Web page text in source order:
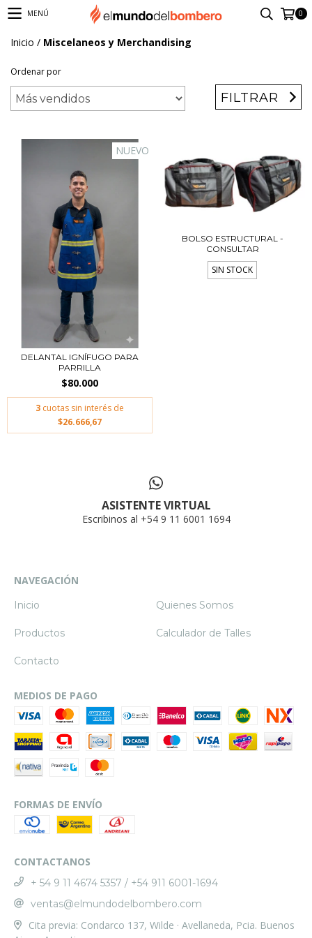
MENÚ 0
Inicio / Miscelaneos y Merchandising
Ordenar por
FILTRAR
NUEVO
DELANTAL IGNÍFUGO PARA
PARRILLA
$80.000
3 cuotas sin interés de
$26.666,67
BOLSO ESTRUCTURAL -
CONSULTAR
SIN STOCK
ASISTENTE VIRTUAL
Escribinos al +54 9 11 6001 1694
NAVEGACIÓN
Inicio Quienes Somos
Productos Calculador de Talles
Contacto
MEDIOS DE PAGO
FORMAS DE ENVÍO
CONTACTANOS
+ 54 9 11 4674 5357 / +54 911 6001-1694
ventas@elmundodelbombero.com
Cita previa: Condarco 137, Wilde · Avellaneda, Pcia. Buenos